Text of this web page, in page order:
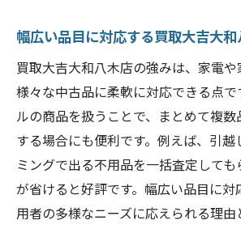
幅広い品目に対応する買取大吉大
買取大吉大和八木店の強みは、家電や
様々な中古品に柔軟に対応できる点で
ルの商品を扱うことで、まとめて複
する場合にも便利です。例えば、引越
ミングで出る不用品を一括査定して
が省けると好評です。幅広い品目に対
用者の多様なニーズに応えられる理由